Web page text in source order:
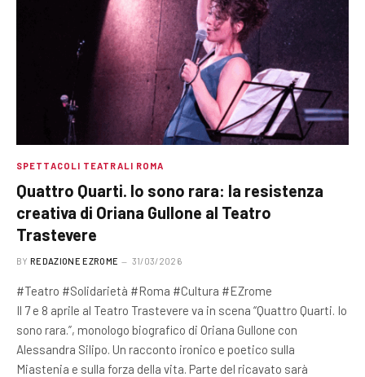
SPETTACOLI TEATRALI ROMA
Quattro Quarti. Io sono rara: la resistenza
creativa di Oriana Gullone al Teatro
Trastevere
BY REDAZIONE EZROME 31/03/2026
#Teatro #Solidarietà #Roma #Cultura #EZrome
Il 7 e 8 aprile al Teatro Trastevere va in scena “Quattro Quarti. Io
sono rara.”, monologo biografico di Oriana Gullone con
Alessandra Silipo. Un racconto ironico e poetico sulla
Miastenia e sulla forza della vita. Parte del ricavato sarà